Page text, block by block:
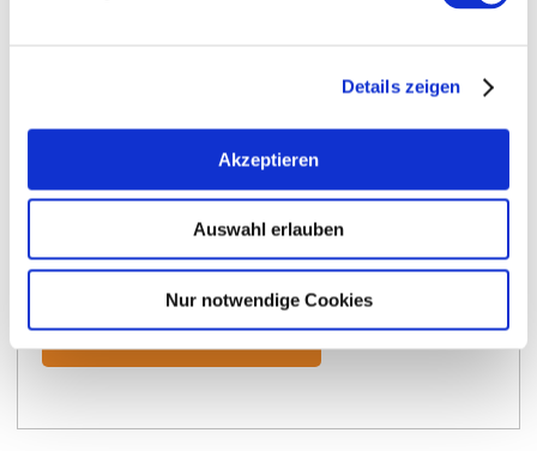
Details zeigen
Akzeptieren
Auswahl erlauben
Nur notwendige Cookies